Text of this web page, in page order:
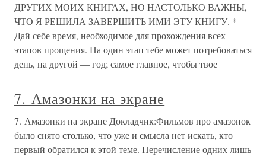
ДРУГИХ МОИХ КНИГАХ, НО НАСТОЛЬКО ВАЖНЫ,
ЧТО Я РЕШИЛА ЗАВЕРШИТЬ ИМИ ЭТУ КНИГУ. *
Дай себе время, необходимое для прохождения всех
этапов прощения. На один этап тебе может потребоваться
день, на другой — год; самое главное, чтобы твое
7. Амазонки на экране
7. Амазонки на экране Докладчик:Фильмов про амазонок
было снято столько, что уже и смысла нет искать, кто
первый обратился к этой теме. Перечисление одних лишь